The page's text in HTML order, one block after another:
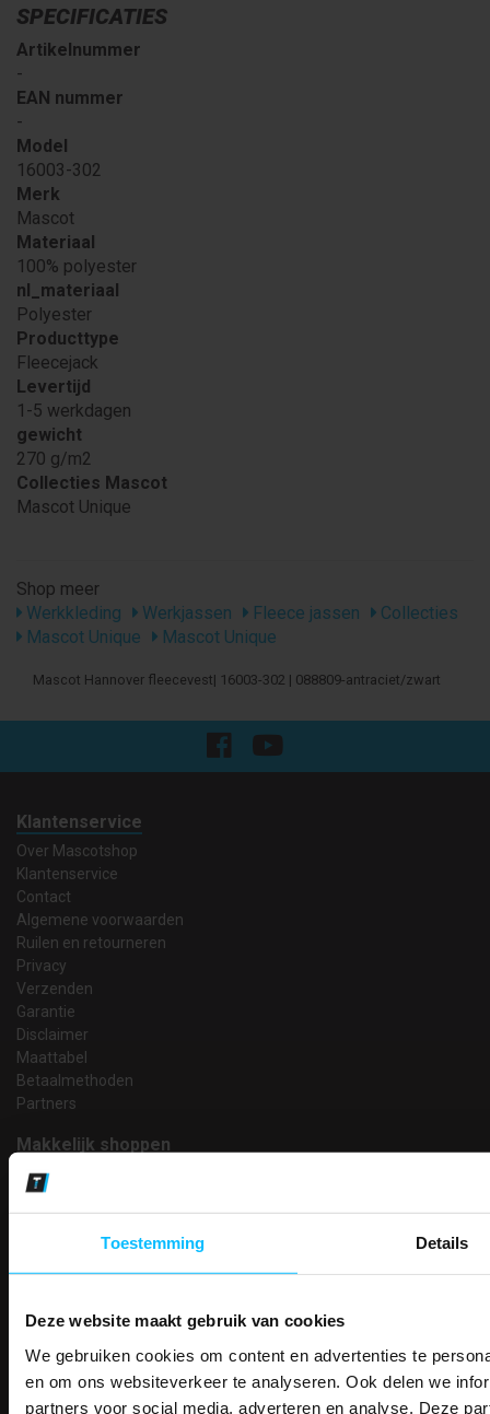
Toestemming Details
Deze website maakt gebruik van cookies
We gebruiken cookies om content en advertenties te
en om ons websiteverkeer te analyseren. Ook delen we
partners voor social media, adverteren en analyse. Deze
SPECIFICATIES
Artikelnummer
-
EAN nummer
-
Model
16003-302
Merk
Mascot
Materiaal
100% polyester
nl_materiaal
Polyester
Producttype
Fleecejack
Levertijd
1-5 werkdagen
gewicht
270 g/m2
Collecties Mascot
Mascot Unique
Shop meer
Werkkleding
Werkjassen Fleece jassen
Collecties
Mascot Unique
Mascot Unique
Mascot Hannover fleecevest| 16003-302 | 088809-antraciet/zwart
Klantenservice
Over Mascotshop
Klantenservice
Contact
Algemene voorwaarden
Ruilen en retourneren
Privacy
Verzenden
Garantie
Disclaimer
Maattabel
Betaalmethoden
Partners
Makkelijk shoppen
Gratis verzending in Nederland vanaf € 150,- excl. BTW
Bedruk- en borduurservice
14 Dagen tijd om te herroepen
Betaalwijze
Email
Inschrijven
ONTVANG
PAK